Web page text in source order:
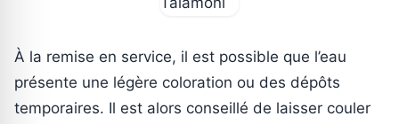
À la remise en service, il est possible que l’eau
présente une légère coloration ou des dépôts
temporaires. Il est alors conseillé de laisser couler